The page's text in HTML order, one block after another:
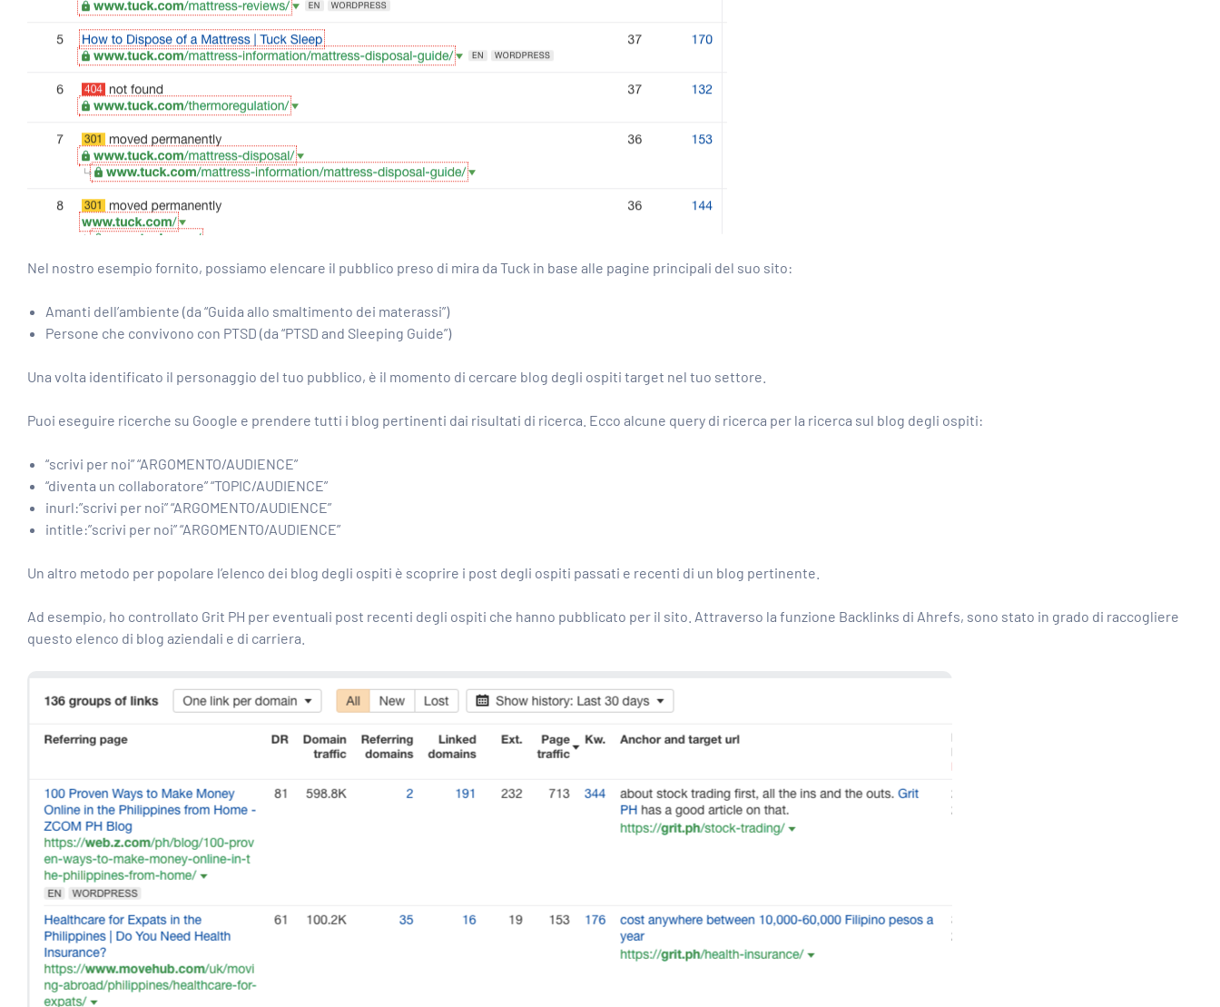
Nel nostro esempio fornito, possiamo elencare il pubblico preso di mira da Tuck in base alle pagine principali del suo sito:
Amanti dell’ambiente (da “Guida allo smaltimento dei materassi”)
Persone che convivono con PTSD (da “PTSD and Sleeping Guide”)
Una volta identificato il personaggio del tuo pubblico, è il momento di cercare blog degli ospiti target nel tuo settore.
Puoi eseguire ricerche su Google e prendere tutti i blog pertinenti dai risultati di ricerca. Ecco alcune query di ricerca per la ricerca sul blog degli ospiti:
“scrivi per noi” “ARGOMENTO/AUDIENCE”
“diventa un collaboratore” “TOPIC/AUDIENCE”
inurl:”scrivi per noi” “ARGOMENTO/AUDIENCE”
intitle:”scrivi per noi” “ARGOMENTO/AUDIENCE”
Un altro metodo per popolare l’elenco dei blog degli ospiti è scoprire i post degli ospiti passati e recenti di un blog pertinente.
Ad esempio, ho controllato Grit PH per eventuali post recenti degli ospiti che hanno pubblicato per il sito. Attraverso la funzione Backlinks di Ahrefs, sono stato in grado di raccogliere
questo elenco di blog aziendali e di carriera.